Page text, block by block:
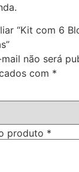
“Kit com 6
não será
com *
produto *